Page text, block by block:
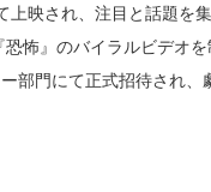
映され、注目と話題を
怖』のバイラルビデオ
部門にて正式招待され